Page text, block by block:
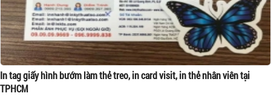
In tag giấy hình bướm làm thẻ treo, in card visit, in thẻ nhân viên tại
TPHCM